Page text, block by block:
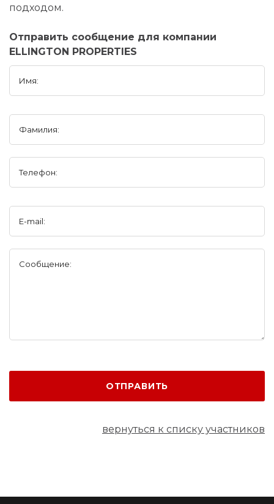
подходом.
Отправить сообщение для компании
ELLINGTON PROPERTIES
Имя:
Фамилия:
Телефон:
E-mail:
Сообщение:
ОТПРАВИТЬ
вернуться к списку участников